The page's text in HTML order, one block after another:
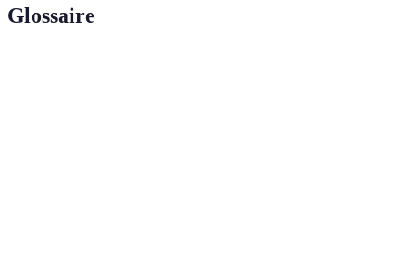
Glossaire